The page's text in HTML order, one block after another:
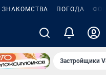
ЗНАКОМСТВА ПОГОДА
Застройщики